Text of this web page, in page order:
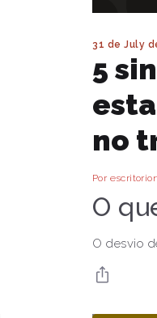
31 de July
5
no
Por
O
O desvio